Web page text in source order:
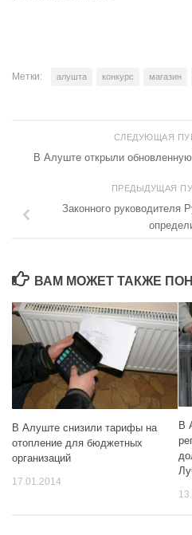
Метки: алушта конкурс магазин
СЛЕДУЮЩАЯ
В Алуште открыли
ПРЕДЫДУЩАЯ
Законного
ВАМ МОЖЕТ ТАКЖЕ
В Алуште снизили тарифы на
отопление для бюджетных
организаций
17.01.2014
В